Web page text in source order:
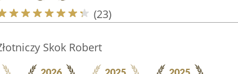
(23)
Skok Robert